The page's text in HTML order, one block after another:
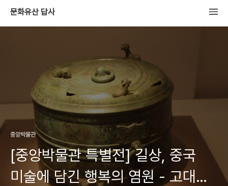
문화유산 답사
중앙박물관
[중앙박물관 특별전] 길상, 중국
미술에 담긴 행복의 염원 - 고대